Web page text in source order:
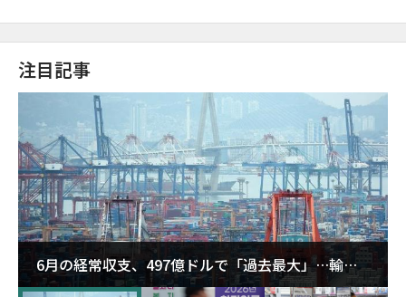
注目記事
6月の経常収支、497億ドルで「過去最大」…輸出